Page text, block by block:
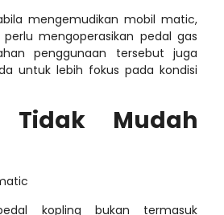
mengemudikan mobil matic,
mengoperasikan pedal gas
penggunaan tersebut juga
untuk lebih fokus pada kondisi
Mudah
kopling bukan termasuk